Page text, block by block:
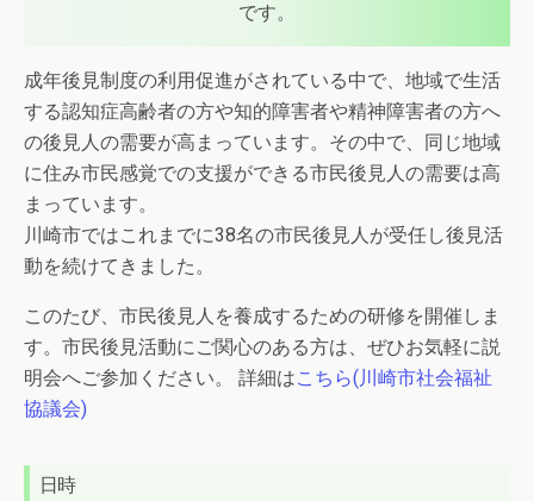
です。
成年後見制度の利用促進がされている中で、地域で生活
する認知症高齢者の方や知的障害者や精神障害者の方へ
の後見人の需要が高まっています。その中で、同じ地域
に住み市民感覚での支援ができる市民後見人の需要は高
まっています。
川崎市ではこれまでに38名の市民後見人が受任し後見活
動を続けてきました。
このたび、市民後見人を養成するための研修を開催しま
す。市民後見活動にご関心のある方は、ぜひお気軽に説
明会へご参加ください。 詳細はこちら(川崎市社会福祉
協議会)
日時